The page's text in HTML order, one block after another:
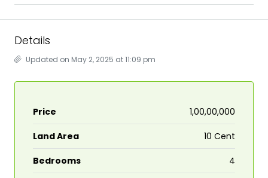
Details
Updated on May 2, 2025 at 11:09 pm
Price ₹1,00,00,000
Land Area 10 Cent
Bedrooms 4